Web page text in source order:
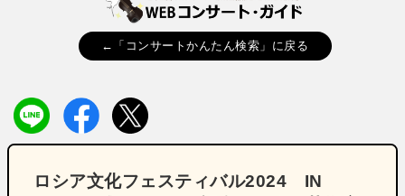
←「コンサートかんたん検索」に戻る
ロシア文化フェスティバル2024 IN